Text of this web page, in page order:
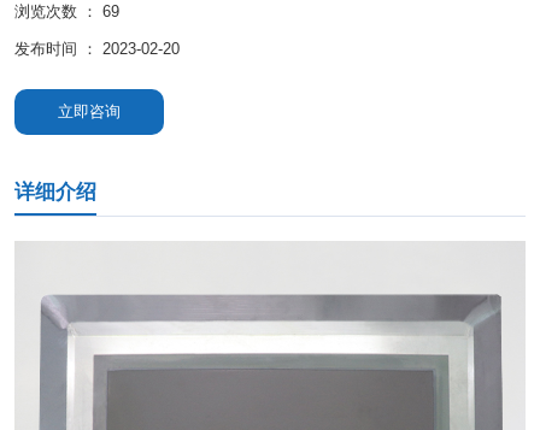
浏览次数 ： 69
发布时间 ： 2023-02-20
立即咨询
详细介绍